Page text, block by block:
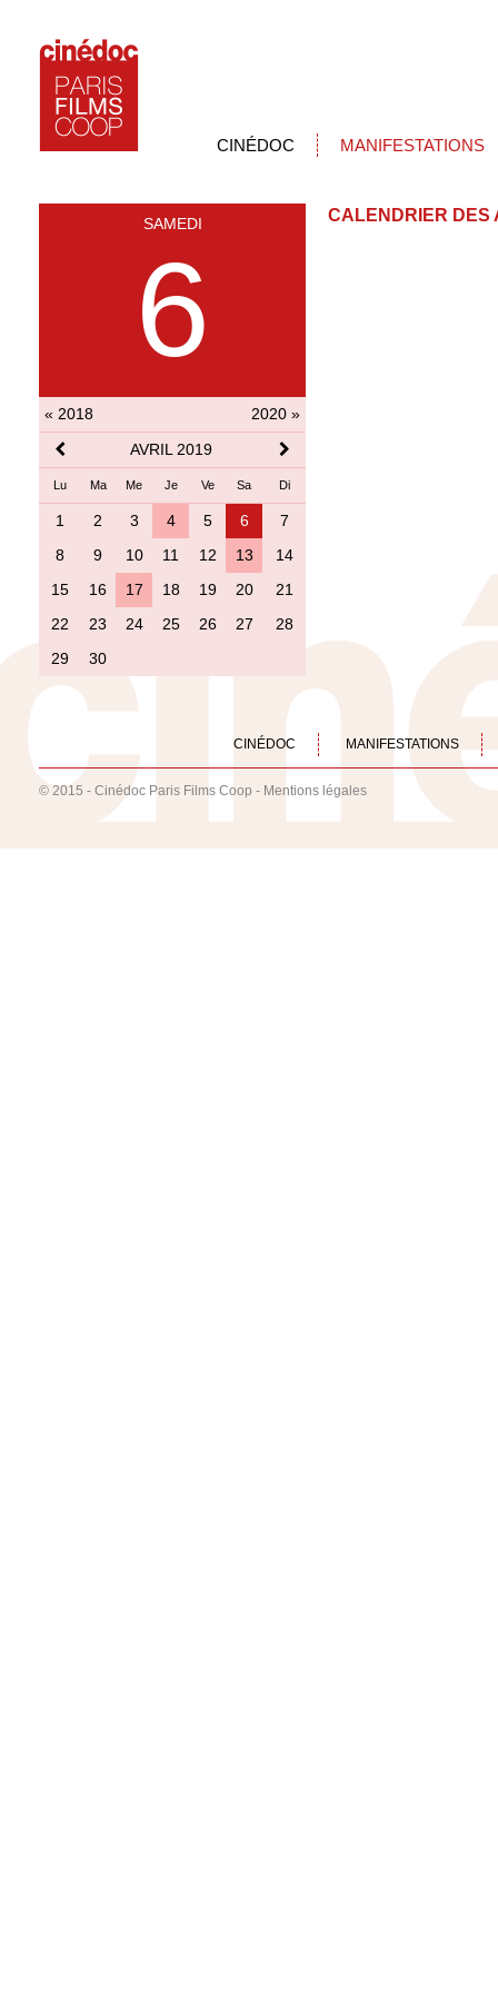
CINÉDOC MANIFESTATIONS
SAMEDI
6
« 2018
2020 »
AVRIL 2019
Lu Ma Me Je Ve Sa Di
1 2 3 4 5 6
7
8
9 10 11 12 13
14
15
16 17 18 19 20
21
22
23 24 25 26 27
28
29
30
CALENDRIER DES
CINÉDOC MANIFESTATIONS
© 2015 - Cinédoc Paris Films Coop - Mentions légales